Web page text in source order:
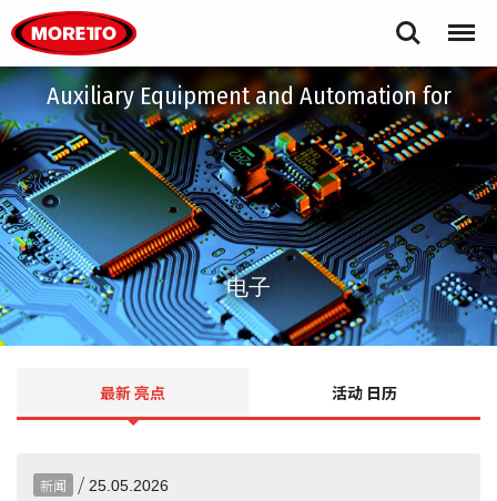
Search Menu
Auxiliary Equipment and Automation for
电子
最新亮点 活动 日历
新闻 / 25.05.2026